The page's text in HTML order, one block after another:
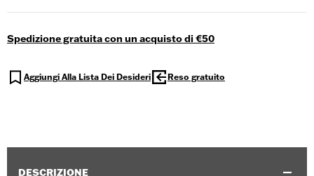
Spedizione gratuita con un acquisto di €50
Aggiungi Alla Lista Dei Desideri Reso gratuito
DESCRIZIONE